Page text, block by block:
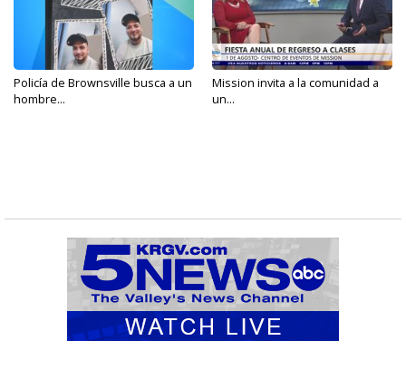
Policía de Brownsville busca a un
hombre...
Mission invita a la comunidad a
un...